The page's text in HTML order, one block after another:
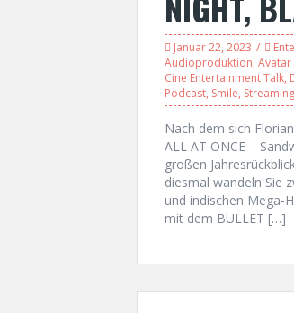
Januar 22, 2023
Audioproduktion, Avatar
Cine Entertainment Talk,
Podcast, Smile, Streaming
Nach dem sich
ALL AT ONCE –
großen
diesmal wandeln Sie
und indischen Mega-
mit dem BULLET […]